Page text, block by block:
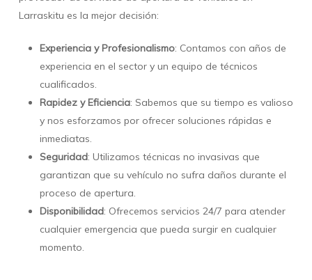
Larraskitu es la mejor decisión:
Experiencia y Profesionalismo: Contamos con años de
experiencia en el sector y un equipo de técnicos
cualificados.
Rapidez y Eficiencia: Sabemos que su tiempo es valioso
y nos esforzamos por ofrecer soluciones rápidas e
inmediatas.
Seguridad: Utilizamos técnicas no invasivas que
garantizan que su vehículo no sufra daños durante el
proceso de apertura.
Disponibilidad: Ofrecemos servicios 24/7 para atender
cualquier emergencia que pueda surgir en cualquier
momento.